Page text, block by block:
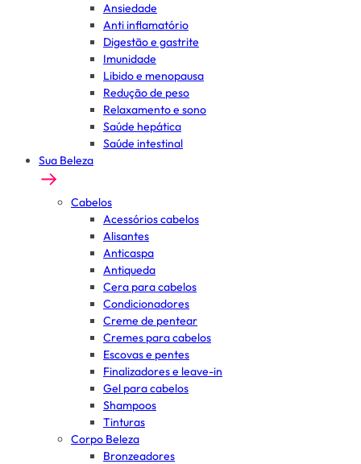
Ansiedade
Anti inflamatório
Digestão e gastrite
Imunidade
Libido e menopausa
Redução de peso
Relaxamento e sono
Saúde hepática
Saúde intestinal
Sua Beleza
Cabelos
Acessórios cabelos
Alisantes
Anticaspa
Antiqueda
Cera para cabelos
Condicionadores
Creme de pentear
Cremes para cabelos
Escovas e pentes
Finalizadores e leave-in
Gel para cabelos
Shampoos
Tinturas
Corpo Beleza
Bronzeadores